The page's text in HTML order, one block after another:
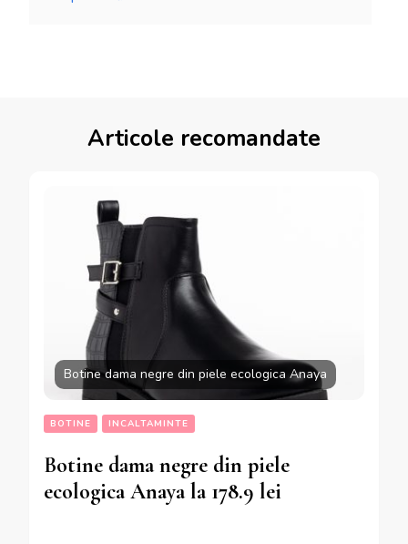
Articole recomandate
Botine dama negre din piele ecologica Anaya
BOTINE INCALTAMINTE
Botine dama negre din piele
ecologica Anaya la 178.9 lei